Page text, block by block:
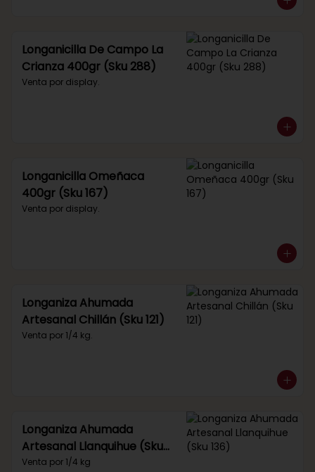
Longanicilla De Campo La
Crianza 400gr (Sku 288)
Venta por display.
Longanicilla Omeñaca
400gr (Sku 167)
Venta por display.
Longaniza Ahumada
Artesanal Chillán (Sku 121)
Venta por 1/4 kg.
Longaniza Ahumada
Artesanal Llanquihue (Sku
136)
Venta por 1/4 kg